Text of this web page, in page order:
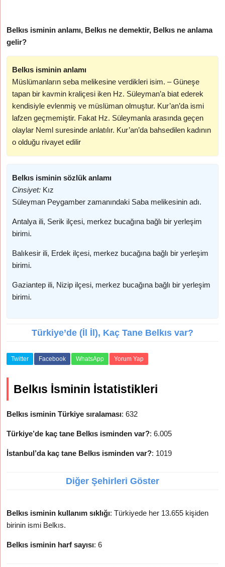
Belkıs isminin anlamı, Belkıs ne demektir, Belkıs ne anlama
gelir?
Belkıs isminin anlamı
Müslümanların seba melikesine verdikleri isim. – Güneşe
tapan bir kavmin kraliçesi iken Hz. Süleyman’a biat ederek
kendisiyle evlenmiş ve müslüman olmuştur. Kur’an’da ismi
lafzen geçmemiştir. Fakat Hz. Süleymanla arasında geçen
olaylar Neml suresinde anlatılır. Kur’an’da bahsedilen kadının
o olduğu rivayet edilir
Belkıs isminin sözlük anlamı
Cinsiyet: Kız
Süleyman Peygamber zamanındaki Saba melikesinin adı.
Antalya ili, Serik ilçesi, merkez bucağına bağlı bir yerleşim
birimi.
Balıkesir ili, Erdek ilçesi, merkez bucağına bağlı bir yerleşim
birimi.
Gaziantep ili, Nizip ilçesi, merkez bucağına bağlı bir yerleşim
birimi.
Türkiye’de (İl İl), Kaç Tane Belkıs var?
Twitter Facebook WhatsApp Yorum Yap
Belkıs İsminin İstatistikleri
Belkıs isminin Türkiye sıralaması: 632
Türkiye’de kaç tane Belkıs isminden var?: 6.005
İstanbul’da kaç tane Belkıs isminden var?: 1019
Diğer Şehirleri Göster
Belkıs isminin kullanım sıklığı: Türkiyede her 13.655 kişiden
birinin ismi Belkıs.
Belkıs isminin harf sayısı: 6